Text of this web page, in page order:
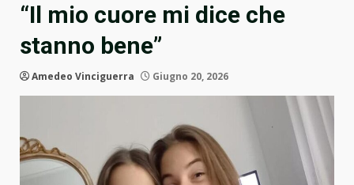
“Il mio cuore mi dice che
stanno bene”
Amedeo Vinciguerra Giugno 20, 2026